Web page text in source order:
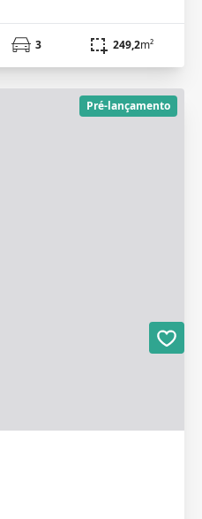
3 249,2m²
Pré-lançamento